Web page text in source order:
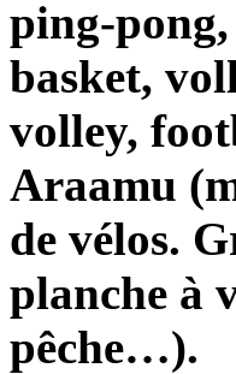
ping-
basket,
volley,
Araamu
de vélos.
planche à
pêche…).